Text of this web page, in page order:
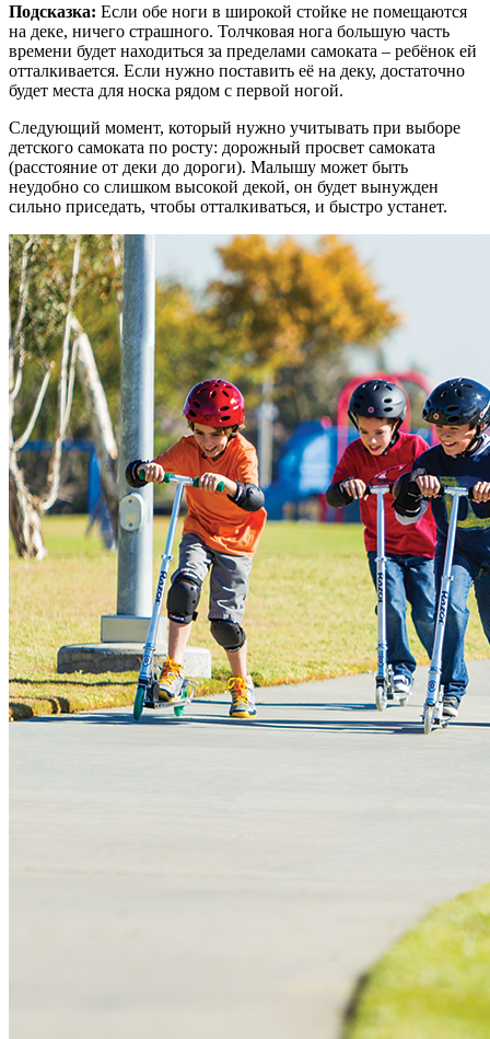
Подсказка: Если обе ноги в широкой стойке не помещаются
на деке, ничего страшного. Толчковая нога большую часть
времени будет находиться за пределами самоката – ребёнок ей
отталкивается. Если нужно поставить её на деку, достаточно
будет места для носка рядом с первой ногой.
Следующий момент, который нужно учитывать при выборе
детского самоката по росту: дорожный просвет самоката
(расстояние от деки до дороги). Малышу может быть
неудобно со слишком высокой декой, он будет вынужден
сильно приседать, чтобы отталкиваться, и быстро устанет.